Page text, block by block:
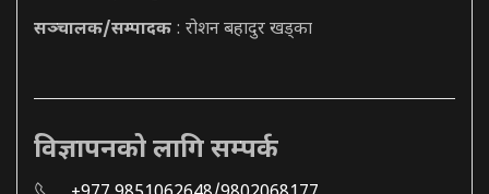
सञ्चालक/सम्पादक : रोशन बहादुर खड्का
विज्ञापनको लागि सम्पर्क